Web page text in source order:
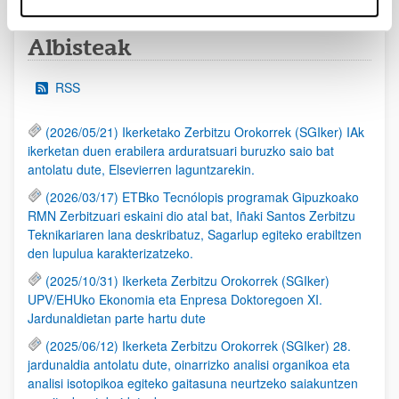
Albisteak
RSS
(2026/05/21) Ikerketako Zerbitzu Orokorrek (SGIker) IAk
ikerketan duen erabilera arduratsuari buruzko saio bat
antolatu dute, Elsevierren laguntzarekin.
(2026/03/17) ETBko Tecnólopis programak Gipuzkoako
RMN Zerbitzuari eskaini dio atal bat, Iñaki Santos Zerbitzu
Teknikariaren lana deskribatuz, Sagarlup egiteko erabiltzen
den lupulua karakterizatzeko.
(2025/10/31) Ikerketa Zerbitzu Orokorrek (SGIker)
UPV/EHUko Ekonomia eta Enpresa Doktoregoen XI.
Jardunaldietan parte hartu dute
(2025/06/12) Ikerketa Zerbitzu Orokorrek (SGIker) 28.
jardunaldia antolatu dute, oinarrizko analisi organikoa eta
analisi isotopikoa egiteko gaitasuna neurtzeko saiakuntzen